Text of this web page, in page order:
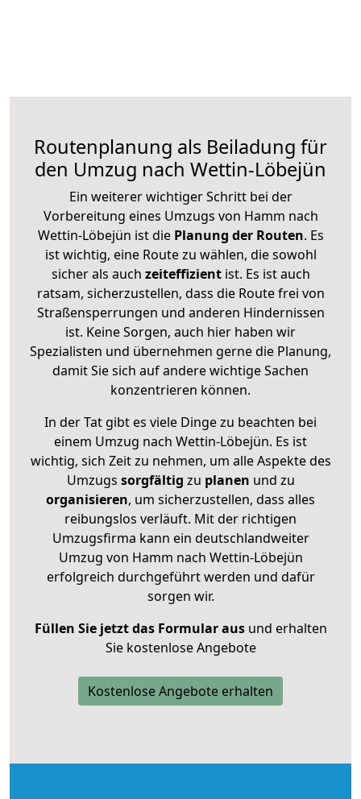
Routenplanung als Beiladung für
den Umzug nach Wettin-Löbejün
Ein weiterer wichtiger Schritt bei der
Vorbereitung eines Umzugs von Hamm nach
Wettin-Löbejün ist diePlanung der Routen. Es
ist wichtig, eine Route zu wählen, die sowohl
sicher als auch zeiteffizientist. Es ist auch
ratsam, sicherzustellen, dass die Route frei von
Straßensperrungen und anderen Hindernissen
ist. Keine Sorgen, auch hier haben wir
Spezialisten und übernehmen gerne die Planung,
damit Sie sich auf andere wichtige Sachen
konzentrieren können.
In der Tat gibt es viele Dinge zu beachten bei
einem Umzug nach Wettin-Löbejün. Es ist
wichtig, sich Zeit zu nehmen, um alle Aspekte des
Umzugs sorgfältig zu planen und zu
organisieren, um sicherzustellen, dass alles
reibungslos verläuft. Mit der richtigen
Umzugsfirma kann ein deutschlandweiter
Umzug von Hamm nach Wettin-Löbejün
erfolgreich durchgeführt werden und dafür
sorgen wir.
Füllen Sie jetzt das Formular ausund erhalten
Sie kostenlose Angebote
Kostenlose Angebote erhalten